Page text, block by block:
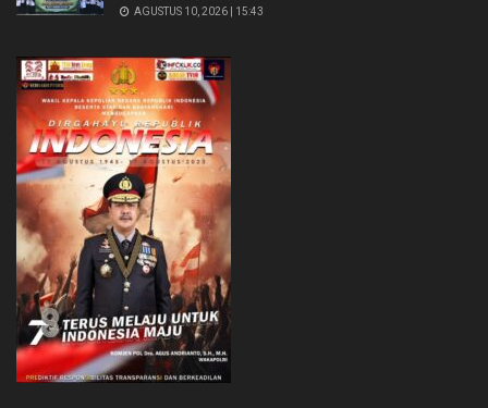
AGUSTUS 10, 2026 | 15:43